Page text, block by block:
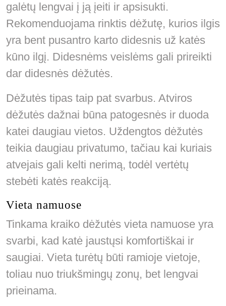
galėtų lengvai į ją įeiti ir apsisukti.
Rekomenduojama rinktis dėžutę, kurios ilgis
yra bent pusantro karto didesnis už katės
kūno ilgį. Didesnėms veislėms gali prireikti
dar didesnės dėžutės.
Dėžutės tipas taip pat svarbus. Atviros
dėžutės dažnai būna patogesnės ir duoda
katei daugiau vietos. Uždengtos dėžutės
teikia daugiau privatumo, tačiau kai kuriais
atvejais gali kelti nerimą, todėl vertėtų
stebėti katės reakciją.
Vieta namuose
Tinkama kraiko dėžutės vieta namuose yra
svarbi, kad katė jaustųsi komfortiškai ir
saugiai. Vieta turėtų būti ramioje vietoje,
toliau nuo triukšmingų zonų, bet lengvai
prieinama.